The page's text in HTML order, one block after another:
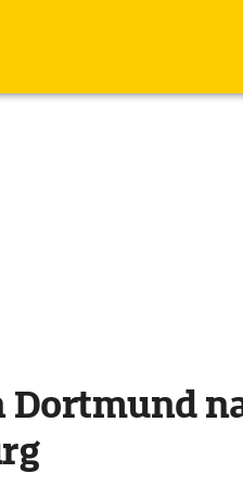
Dortmund